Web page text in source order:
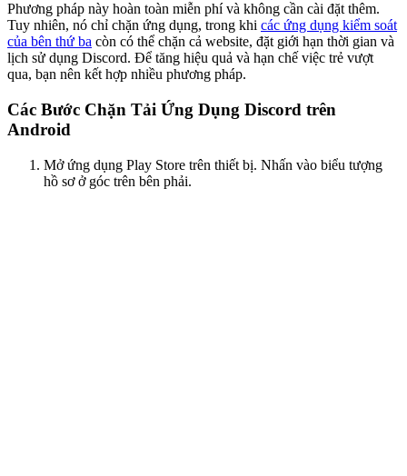
Phương pháp này hoàn toàn miễn phí và không cần cài đặt thêm.
Tuy nhiên, nó chỉ chặn ứng dụng, trong khi các ứng dụng kiểm soát
của bên thứ ba còn có thể chặn cả website, đặt giới hạn thời gian và
lịch sử dụng Discord. Để tăng hiệu quả và hạn chế việc trẻ vượt
qua, bạn nên kết hợp nhiều phương pháp.
Các Bước Chặn Tải Ứng Dụng Discord trên
Android
Mở ứng dụng Play Store trên thiết bị. Nhấn vào biểu tượng
hồ sơ ở góc trên bên phải.